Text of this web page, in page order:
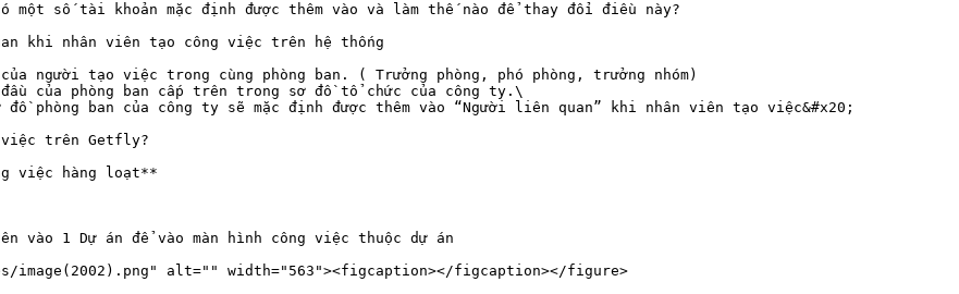
số tài khoản mặc định được thêm vào và làm thế nào để thay đổi điều này?
khi nhân viên tạo công việc trên hệ thống
tạo việc trong cùng phòng ban. ( Trưởng phòng, phó phòng, trưởng nhóm)
của phòng ban cấp trên trong sơ đồ tổ chức của công ty.\
việc trên Getfly?
việc hàng loạt**
vào 1 Dự án để vào màn hình công việc thuộc dự án
alt="" width="563"><figcaption></figcaption></figure>